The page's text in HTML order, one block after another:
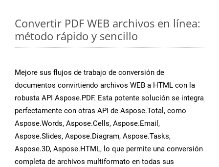
Convertir PDF WEB archivos en línea:
método rápido y sencillo
Mejore sus flujos de trabajo de conversión de
documentos convirtiendo archivos WEB a HTML con la
robusta API Aspose.PDF. Esta potente solución se integra
perfectamente con otras API de Aspose.Total, como
Aspose.Words, Aspose.Cells, Aspose.Email,
Aspose.Slides, Aspose.Diagram, Aspose.Tasks,
Aspose.3D, Aspose.HTML, lo que permite una conversión
completa de archivos multiformato en todas sus